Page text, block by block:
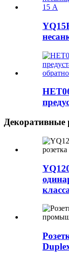
Декоративные